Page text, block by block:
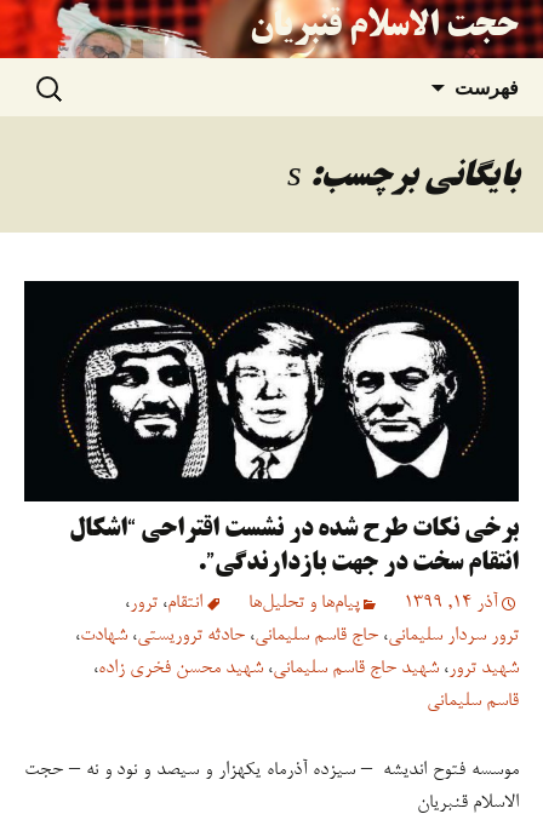
حجت الاسلام قنبریان
فهرست
نوشته‌ها
جستجو
برای:
بایگانی برچسب: s
برخی نکات طرح شده در نشست اقتراحی “اشکال
انتقام سخت در جهت بازدارندگی”.
آذر 14, 1399 پیام‌ها و تحلیل‌ها انتقام، ترور ،
ترور سردار سلیمانی، حاج قاسم سلیمانی، حادثه تروریستی، شهادت،
شهید ترور ، شهید حاج قاسم سلیمانی، شهید محسن فخری زاده،
قاسم سلیمانی
موسسه فتوح اندیشه – سیزده آذرماه یکهزار و سیصد و نود و نه – حجت
الاسلام قنبریان